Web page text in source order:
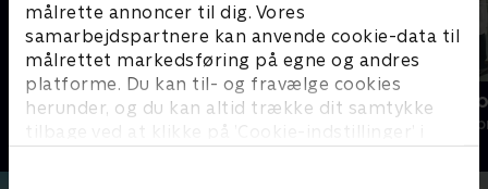
målrette annoncer til dig. Vores
samarbejdspartnere kan anvende cookie-data til
målrettet markedsføring på egne og andres
platforme. Du kan til- og fravælge cookies
herunder, og du kan altid trække dit samtykke
tilbage ved at klikke på ’Cookie-indstillinger’ i
Klovn
Drama • 7